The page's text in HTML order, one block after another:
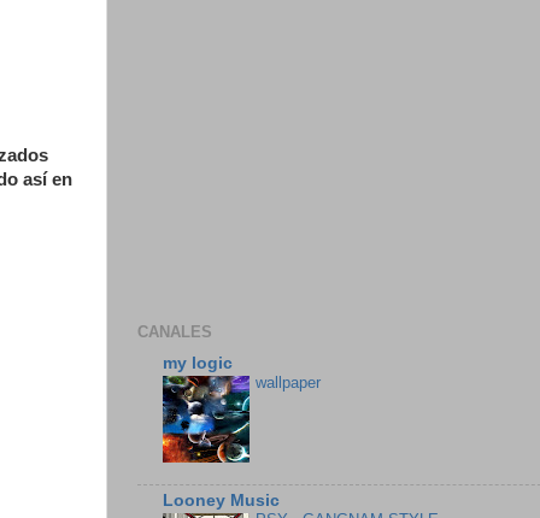
así en
CANALES
my logic
wallpaper
Looney Music